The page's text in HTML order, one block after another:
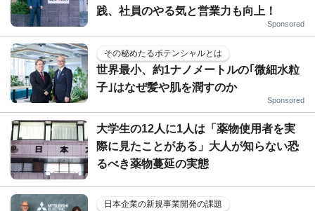
践、社員のやる気と営業力も向上！
Sponsored
その秘めたるポテンシャルとは
世界最小、約1ナノメートルの｢微細水粒
子｣はなぜ髪や肌を潤すのか
Sponsored
大学生の12人に1人は「薬物使用者を実
際に見たことがある」大人が知らない恐
るべき薬物蔓延の実態
日本企業の新規事業開発の課題